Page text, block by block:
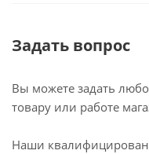
Задать вопрос
Вы можете задать
товару или работе
Наши